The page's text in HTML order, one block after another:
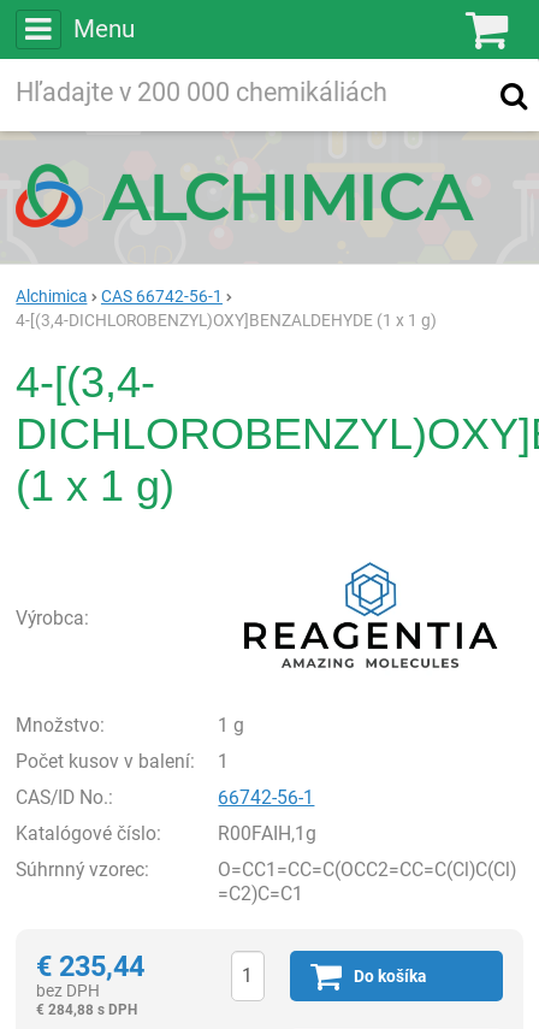
Menu
Vyhľadávanie
Alchimica
CAS 66742-56-1
4-[(3,4-DICHLOROBENZYL)OXY]BENZALDEHYDE (1 x 1 g)
4-[(3,4-
(1 x 1 g)
Výrobca:
Množstvo:
1 g
Počet kusov v balení:
1
CAS/ID No.:
66742-56-1
Katalógové číslo:
R00FAIH,1g
Súhrnný vzorec:
O=CC1=CC=C(OCC2=CC=C(Cl)C(Cl)
=C2)C=C1
€ 235,44
bez DPH
€ 284,88 s DPH
Do košíka